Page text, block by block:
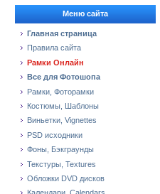
Меню сайта
Главная страница
Правила сайта
Рамки Онлайн
Все для Фотошопа
Рамки, Фоторамки
Костюмы, Шаблоны
Виньетки, Vignettes
PSD исходники
Фоны, Бэкграунды
Текстуры, Textures
Обложки DVD дисков